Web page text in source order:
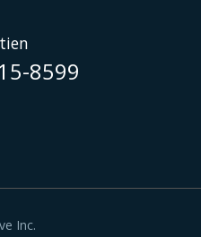
8599
Inc.